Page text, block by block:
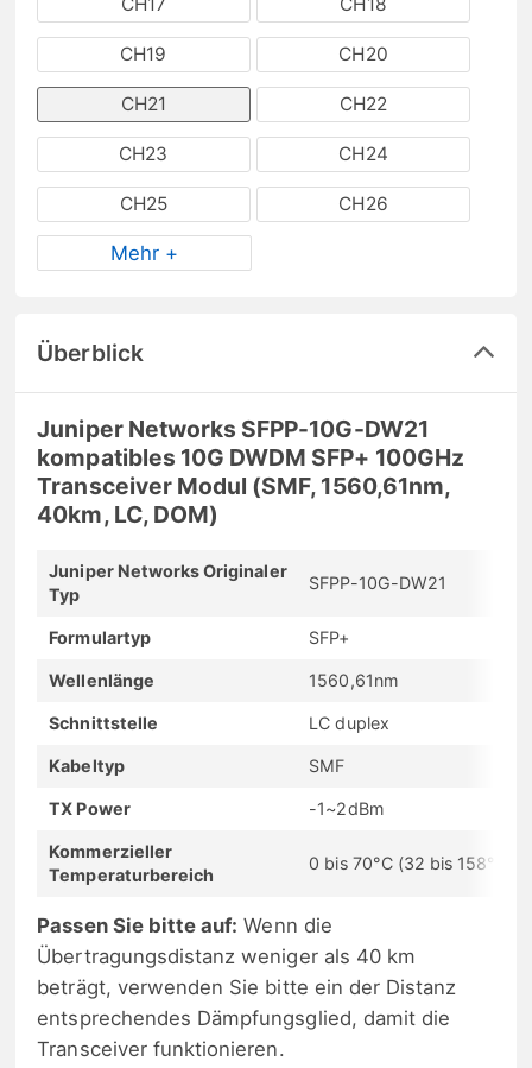
CH19 CH20
CH21 CH22
CH23 CH24
CH25 CH26
Mehr +
Überblick
Juniper Networks SFPP-10G-DW21
kompatibles 10G DWDM SFP+ 100GHz
Transceiver Modul (SMF, 1560,61nm,
40km, LC, DOM)
Juniper Networks Originaler
Typ
SFPP-10G-DW21
Formulartyp SFP+
Wellenlänge 1560,61nm
Schnittstelle LC duplex
Kabeltyp SMF
TX Power -1~2dBm
Kommerzieller
Temperaturbereich
0 bis 70°C (32 bis 158°F)
Passen Sie bitte auf: Wenn die
Übertragungsdistanz weniger als 40 km
beträgt, verwenden Sie bitte ein der Distanz
entsprechendes Dämpfungsglied, damit die
Transceiver funktionieren.